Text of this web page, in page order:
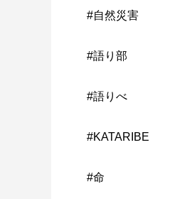
#自然災害
#語り部
#語りべ
#KATARIBE
#命